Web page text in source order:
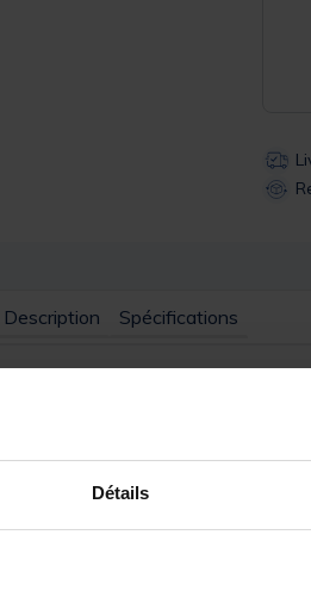
Détails
Description Spécifications
grand confort pour les poissons